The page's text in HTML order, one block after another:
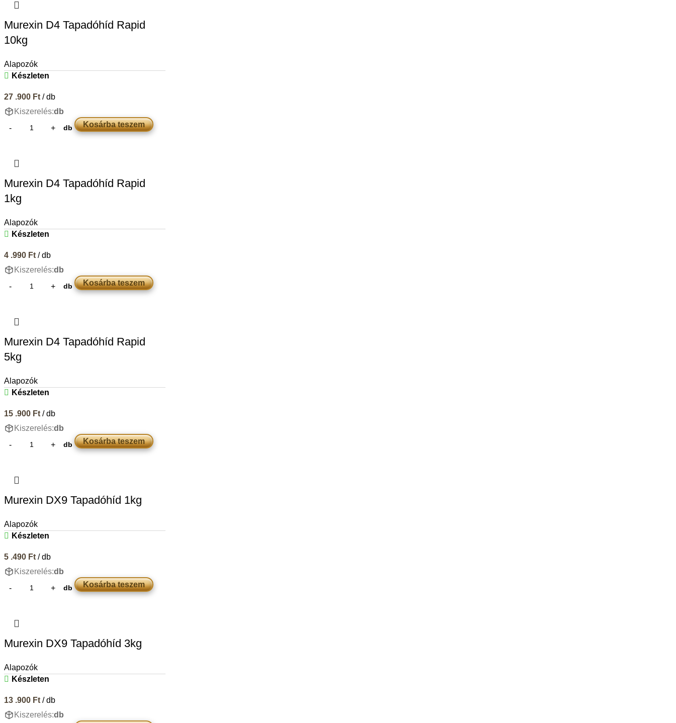
Murexin D4 Tapadóhíd Rapid
10kg
Alapozók
Készleten
27 .900 Ft/ db
Kiszerelés:db
db Kosárba teszem
Murexin D4 Tapadóhíd Rapid
1kg
Alapozók
Készleten
4 .990 Ft/ db
Kiszerelés:db
db Kosárba teszem
Murexin D4 Tapadóhíd Rapid
5kg
Alapozók
Készleten
15 .900 Ft/ db
Kiszerelés:db
db Kosárba teszem
Murexin DX9 Tapadóhíd 1kg
Alapozók
Készleten
5 .490 Ft/ db
Kiszerelés:db
db Kosárba teszem
Murexin DX9 Tapadóhíd 3kg
Alapozók
Készleten
13 .900 Ft/ db
Kiszerelés:db